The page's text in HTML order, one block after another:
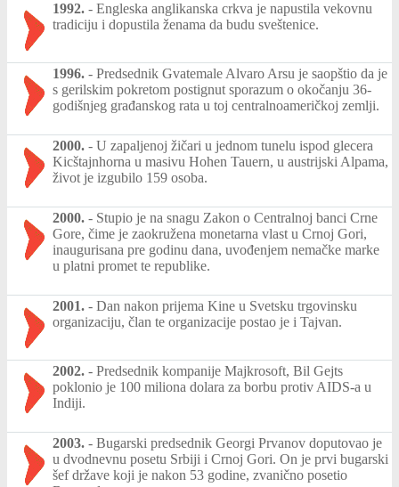
1992. - Engleska anglikanska crkva je napustila vekovnu
tradiciju i dopustila ženama da budu sveštenice.
1996. - Predsednik Gvatemale Alvaro Arsu je saopštio da je
s gerilskim pokretom postignut sporazum o okočanju 36-
godišnjeg građanskog rata u toj centralnoameričkoj zemlji.
2000. - U zapaljenoj žičari u jednom tunelu ispod glecera
Kicštajnhorna u masivu Hohen Tauern, u austrijski Alpama,
život je izgubilo 159 osoba.
2000. - Stupio je na snagu Zakon o Centralnoj banci Crne
Gore, čime je zaokružena monetarna vlast u Crnoj Gori,
inaugurisana pre godinu dana, uvođenjem nemačke marke
u platni promet te republike.
2001. - Dan nakon prijema Kine u Svetsku trgovinsku
organizaciju, član te organizacije postao je i Tajvan.
2002. - Predsednik kompanije Majkrosoft, Bil Gejts
poklonio je 100 miliona dolara za borbu protiv AIDS-a u
Indiji.
2003. - Bugarski predsednik Georgi Prvanov doputovao je
u dvodnevnu posetu Srbiji i Crnoj Gori. On je prvi bugarski
šef države koji je nakon 53 godine, zvanično posetio